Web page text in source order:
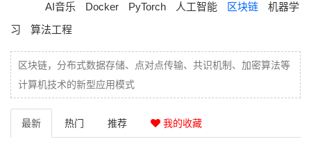
AI音乐 Docker PyTorch 人工智能 区块链
机器学
习
算法工程
区块链，分布式数据存储、点对点传输、共识机制、加密算法等
计算机技术的新型应用模式
最新 热门 推荐 我的收藏